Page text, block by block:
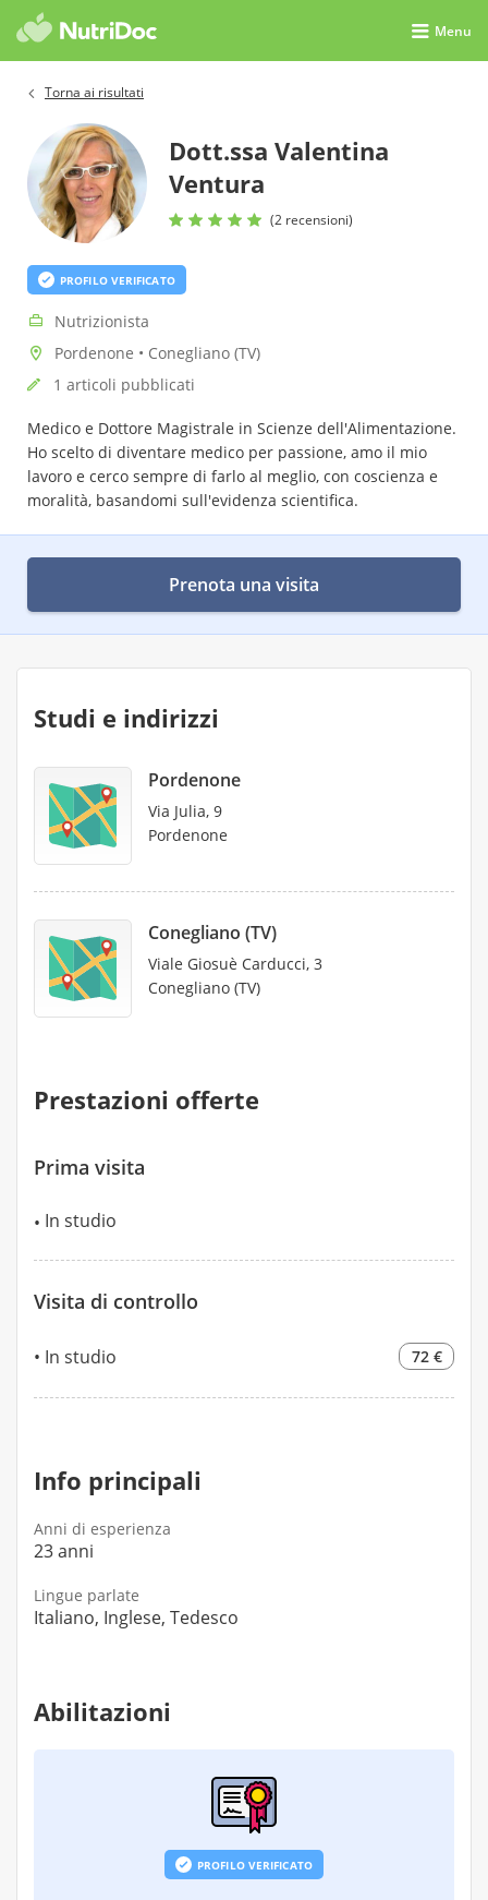
Menu
Torna ai risultati
Dott.ssa Valentina
Ventura
(2 recensioni)
PROFILO VERIFICATO
Nutrizionista
Pordenone • Conegliano (TV)
1 articoli pubblicati
Medico e Dottore Magistrale in Scienze dell'Alimentazione.
Ho scelto di diventare medico per passione, amo il mio
lavoro e cerco sempre di farlo al meglio, con coscienza e
moralità, basandomi sull'evidenza scientifica.
Prenota una visita
Studi e indirizzi
Pordenone
Via Julia, 9
Pordenone
Conegliano (TV)
Viale Giosuè Carducci, 3
Conegliano (TV)
Prestazioni offerte
Prima visita
In studio
Visita di controllo
In studio 72 €
Info principali
Anni di esperienza
23 anni
Lingue parlate
Italiano, Inglese, Tedesco
Abilitazioni
PROFILO VERIFICATO